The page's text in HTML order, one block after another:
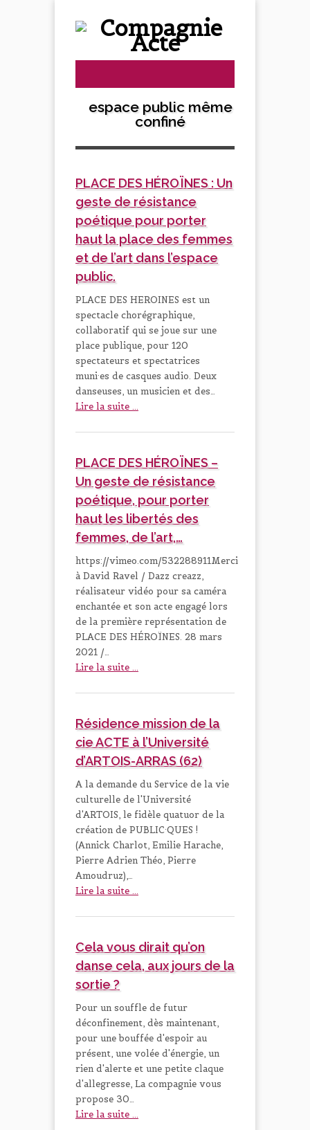
espace public même
confiné
PLACE DES HÉROÏNES : Un
geste de résistance
poétique pour porter
haut la place des femmes
et de l’art dans l’espace
public.
PLACE DES HEROINES est un
spectacle chorégraphique,
collaboratif qui se joue sur une
place publique, pour 120
spectateurs et spectatrices
muni·es de casques audio. Deux
danseuses, un musicien et des…
Lire la suite ...
PLACE DES HÉROÏNES –
Un geste de résistance
poétique, pour porter
haut les libertés des
femmes, de l’art,…
https://vimeo.com/532288911Merci
à David Ravel / Dazz creazz,
réalisateur vidéo pour sa caméra
enchantée et son acte engagé lors
de la première représentation de
PLACE DES HÉROÏNES. 28 mars
2021 /…
Lire la suite ...
Résidence mission de la
cie ACTE à l’Université
d’ARTOIS-ARRAS (62)
A la demande du Service de la vie
culturelle de l'Université
d'ARTOIS, le fidèle quatuor de la
création de PUBLIC·QUES !
(Annick Charlot, Emilie Harache,
Pierre Adrien Théo, Pierre
Amoudruz),…
Lire la suite ...
Cela vous dirait qu’on
danse cela, aux jours de la
sortie ?
Pour un souffle de futur
déconfinement, dès maintenant,
pour une bouffée d'espoir au
présent, une volée d'énergie, un
rien d'alerte et une petite claque
d'allegresse, La compagnie vous
propose 30…
Lire la suite ...